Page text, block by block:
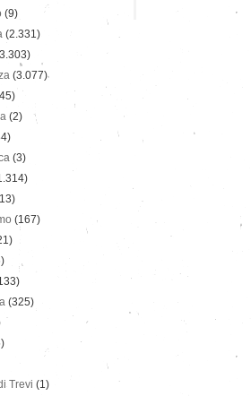
(9)
(2.331)
(3.077)
(2)
(3)
(167)
(325)
Trevi (1)